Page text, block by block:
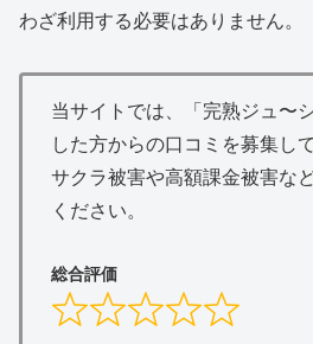
わざ利用する必要はありません。
当サイトでは、「完熟ジュ〜
した方からの口コミを募集し
サクラ被害や高額課金被害な
ください。
総合評価